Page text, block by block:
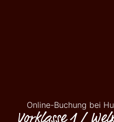
Online-Buchung bei
Vorklasse 1 /